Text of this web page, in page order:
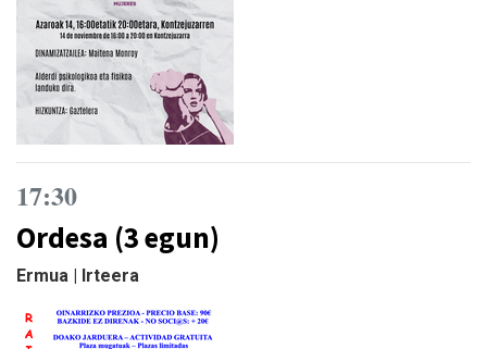
17:30
Ordesa (3 egun)
Ermua | Irteera